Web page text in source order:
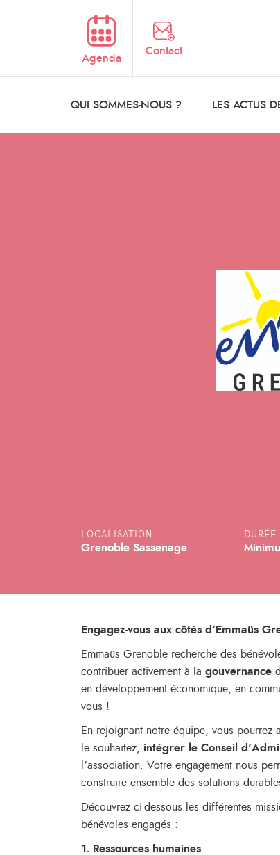
Agenda
Contact
QUI SOMMES-NOUS ? LES ACTUS
LOCALISATION
Grenoble Sassenage
Engagez-vous aux côtés d’Emmaüs
Emmaüs Grenoble recherche des
contribuer activement à la gouvernance
en développement économique, en
vous !
En rejoignant notre équipe, vous pourrez
le souhaitez, intégrer le Conseil
l’association. Votre engagement nous
construire ensemble des solutions
Découvrez ci-dessous les différentes
bénévoles engagés :
1. Ressources humaines